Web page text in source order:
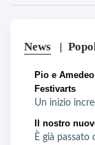
News
Pio e
Festivarts
Un inizio
Il nostro
È già passato